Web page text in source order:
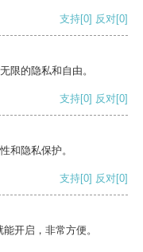
支持[0] 反对[0]
限的隐私和自由。
支持[0] 反对[0]
和隐私保护。
支持[0] 反对[0]
开启，非常方便。